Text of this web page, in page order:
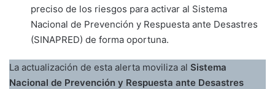
preciso de los riesgos para activar al Sistema
Nacional de Prevención y Respuesta ante Desastres
(SINAPRED) de forma oportuna.
La actualización de esta alerta moviliza al Sistema
Nacional de Prevención y Respuesta ante Desastres